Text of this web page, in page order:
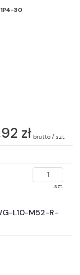
30
zł brutto / szt.
szt.
L10-M52-R-